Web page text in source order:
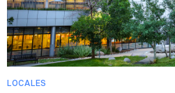
LOCALES